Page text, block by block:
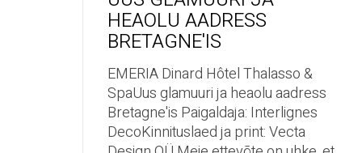
HEAOLU AADRESS
BRETAGNE'IS
EMERIA Dinard Hôtel Thalasso &
SpaUus glamuuri ja heaolu aadress
Bretagne'is Paigaldaja: Interlignes
DecoKinnituslaed ja print: Vecta